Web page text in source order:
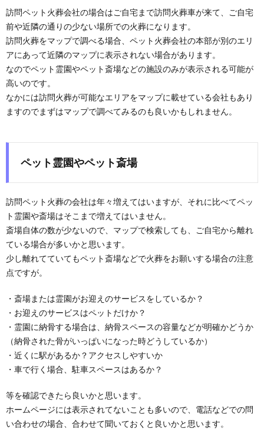
訪問ペット火葬会社の場合はご自宅まで訪問火葬車が来て、ご自宅
前や近隣の通りの少ない場所での火葬になります。
訪問火葬をマップで調べる場合、ペット火葬会社の本部が別のエリ
アにあって近隣のマップに表示されない場合があります。
なのでペット霊園やペット斎場などの施設のみが表示される可能が
高いのです。
なかには訪問火葬が可能なエリアをマップに載せている会社もあり
ますのでまずはマップで調べてみるのも良いかもしれません。
ペット霊園やペット斎場
訪問ペット火葬の会社は年々増えてはいますが、それに比べてペッ
ト霊園や斎場はそこまで増えてはいません。
斎場自体の数が少ないので、マップで検索しても、ご自宅から離れ
ている場合が多いかと思います。
少し離れてていてもペット斎場などで火葬をお願いする場合の注意
点ですが。
・斎場または霊園がお迎えのサービスをしているか？
・お迎えのサービスはペットだけか？
・霊園に納骨する場合は、納骨スペースの容量などが明確かどうか
（納骨された骨がいっぱいになった時どうしているか）
・近くに駅があるか？アクセスしやすいか
・車で行く場合、駐車スペースはあるか？
等を確認できたら良いかと思います。
ホームページには表示されてないことも多いので、電話などでの問
い合わせの場合、合わせて聞いておくと良いかと思います。